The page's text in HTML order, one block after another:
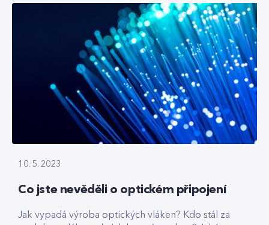
10. 5. 2023
Co jste nevěděli o optickém připojení
Jak vypadá výroba optických vláken? Kdo stál za